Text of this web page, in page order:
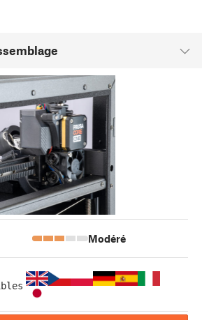
Modéré